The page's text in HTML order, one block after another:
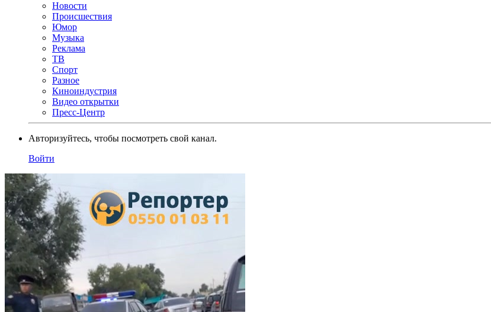
Новости
Происшествия
Юмор
Музыка
Реклама
ТВ
Спорт
Разное
Киноиндустрия
Видео открытки
Пресс-Центр
Авторизуйтесь, чтобы посмотреть свой канал.
Войти